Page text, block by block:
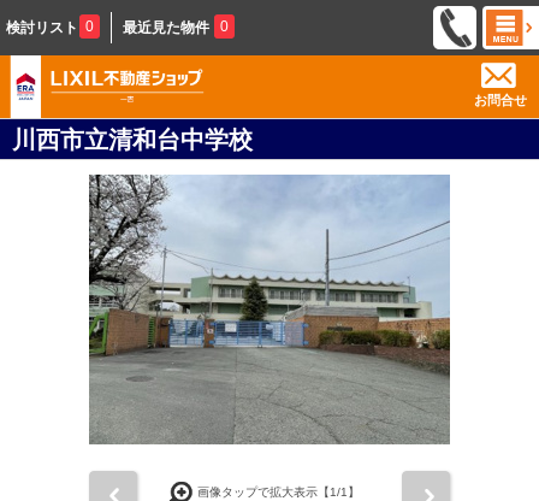
検討リスト 0 最近見た物件 0
お問合せ
川西市立清和台中学校
画像タップで拡大表示【1/1】